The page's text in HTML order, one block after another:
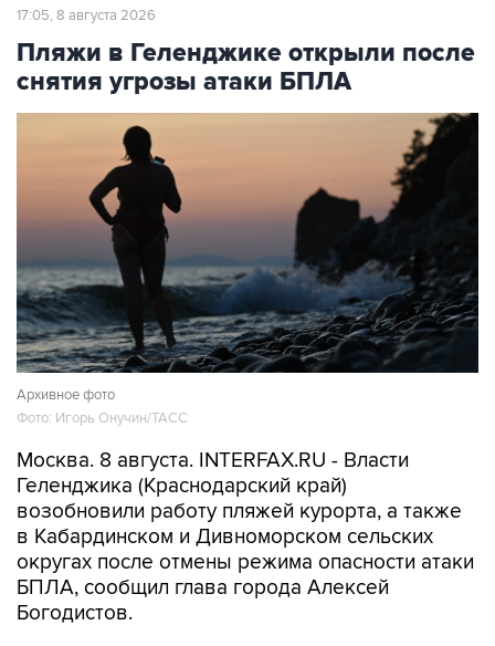
17:05, 8 августа 2026
Пляжи в Геленджике открыли после
снятия угрозы атаки БПЛА
Архивное фото
Фото: Игорь Онучин/ТАСС
Москва. 8 августа. INTERFAX.RU - Власти
Геленджика (Краснодарский край)
возобновили работу пляжей курорта, а также
в Кабардинском и Дивноморском сельских
округах после отмены режима опасности атаки
БПЛА, сообщил глава города Алексей
Богодистов.